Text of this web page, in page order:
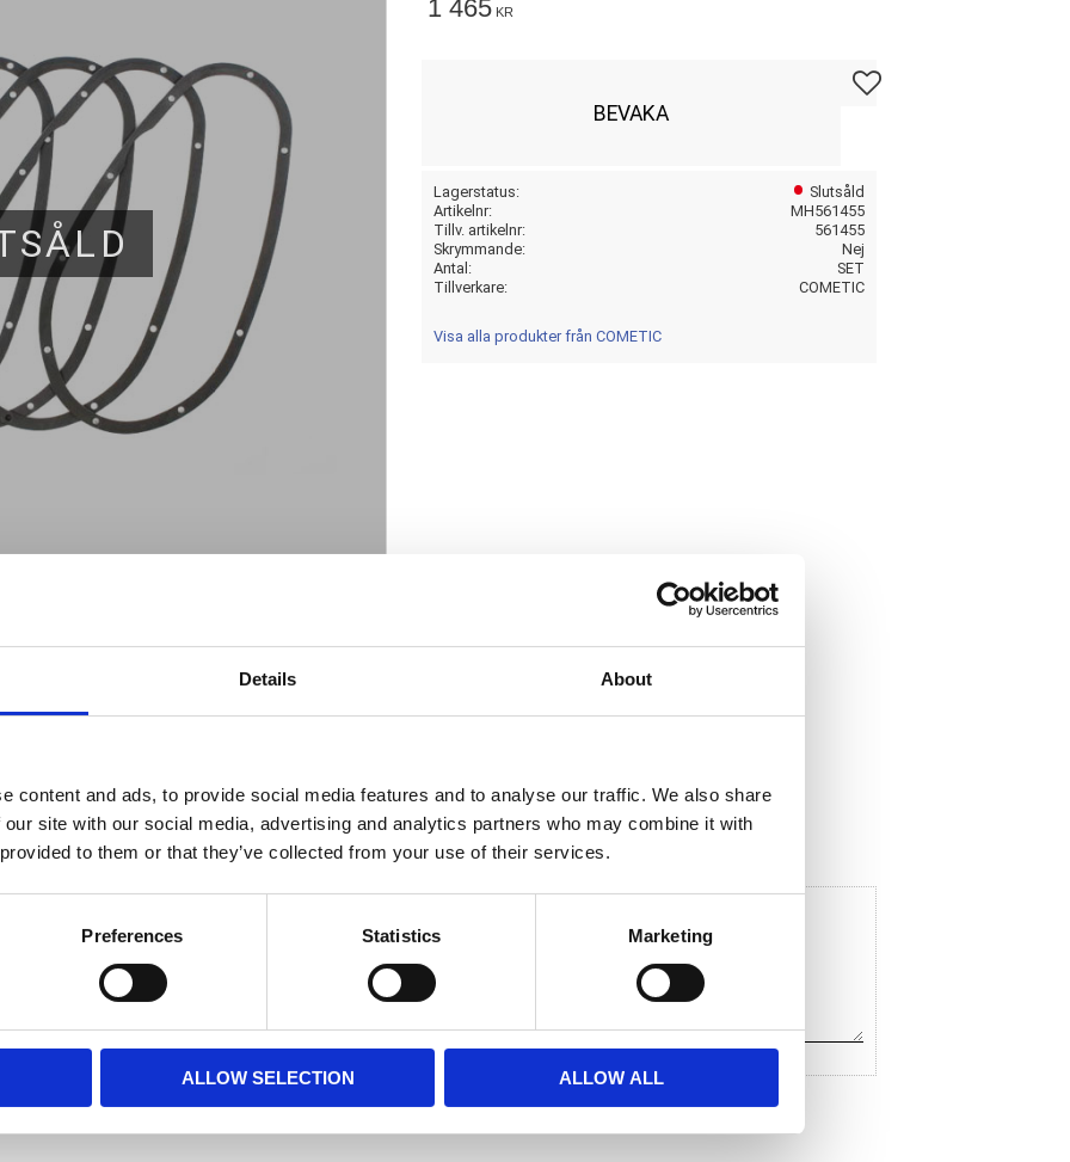
Details About
content and ads, to provide social media features and to analyse our traffic. We also share
site with our social media, advertising and analytics partners who may combine it with
to them or that they’ve collected from your use of their services.
Preferences Statistics Marketing
ALLOW SELECTION ALLOW ALL
1 465 KR
Lägg till i favoriter
BEVAKA
Lagerstatus
Slutsåld
Artikelnr
MH561455
Tillv. artikelnr
561455
Skrymmande
Nej
Antal
SET
Tillverkare
COMETIC
Visa alla produkter från COMETIC
core with a chemically blown; compounded
bonded to both sides. Temperature
e
b
o
o